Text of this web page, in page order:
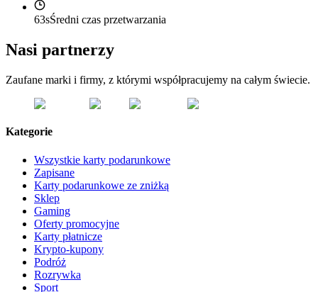
63sŚredni czas przetwarzania
Nasi partnerzy
Zaufane marki i firmy, z którymi współpracujemy na całym świecie.
Kategorie
Wszystkie karty podarunkowe
Zapisane
Karty podarunkowe ze zniżką
Sklep
Gaming
Oferty promocyjne
Karty płatnicze
Krypto-kupony
Podróż
Rozrywka
Sport